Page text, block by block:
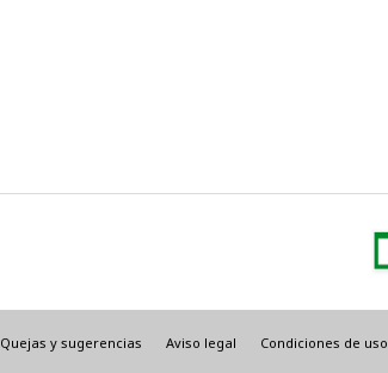
Quejas y sugerencias Aviso legal Condiciones de uso